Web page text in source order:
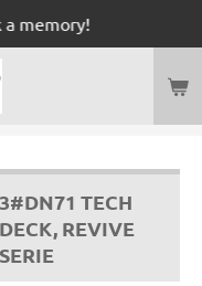
a memory!
3#DN71 TECH
DECK, REVIVE
SERIE